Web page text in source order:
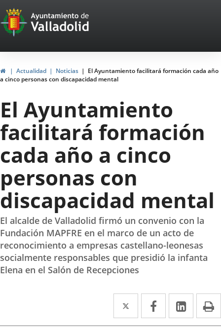
Portal
Web
del
Ayuntamiento
de
Valladolid
HomeActualidad Noticias
El Ayuntamiento facilitará formación cada año
a cinco personas con discapacidad mental
El Ayuntamiento
facilitará formación
cada año a cinco
personas con
discapacidad mental
El alcalde de Valladolid firmó un convenio con la
Fundación MAPFRE en el marco de un acto de
reconocimiento a empresas castellano-leonesas
socialmente responsables que presidió la infanta
Elena en el Salón de Recepciones
Twitter
Enlace
a
Facebook
Enlace
a
Enlace
a